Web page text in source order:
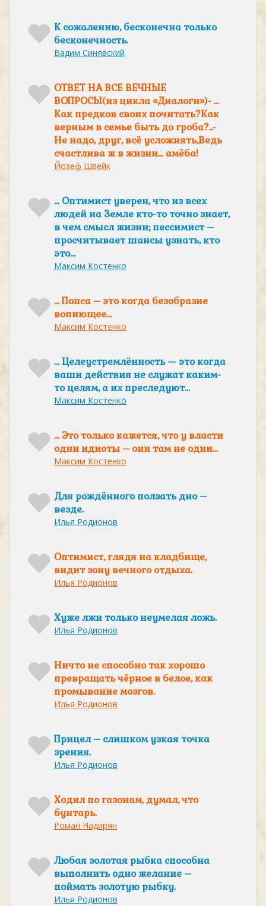
К сожалению, бесконечна только
бесконечность.
Вадим Синявский
ОТВЕТ НА ВСЕ ВЕЧНЫЕ
ВОПРОСЫ(из цикла «Диалоги»)- …
Как предков своих почитать?Как
верным в семье быть до гроба?..-
Не надо, друг, всё усложнять,Ведь
счастлива ж в жизни… амёба!
Йозеф Швейк
… Оптимист уверен, что из всех
людей на Земле кто-то точно знает,
в чем смысл жизни; пессимист –
просчитывает шансы узнать, кто
это…
Максим Костенко
… Попса – это когда безобразие
вопиющее…
Максим Костенко
… Целеустремлённость — это когда
ваши действия не служат каким-
то целям, а их преследуют…
Максим Костенко
… Это только кажется, что у власти
одни идиоты – они там не одни…
Максим Костенко
Для рождённого ползать дно –
везде.
Илья Родионов
Оптимист, глядя на кладбище,
видит зону вечного отдыха.
Илья Родионов
Хуже лжи только неумелая ложь.
Илья Родионов
Ничто не способно так хорошо
превращать чёрное в белое, как
промывание мозгов.
Илья Родионов
Прицел – слишком узкая точка
зрения.
Илья Родионов
Ходил по газонам, думал, что
бунтарь.
Роман Надирян
Любая золотая рыбка способна
выполнить одно желание –
поймать золотую рыбку.
Илья Родионов